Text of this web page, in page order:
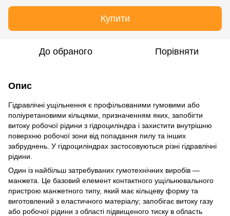
Купити
До обраного Порівняти
Опис
Гідравлічні ущільнення є профільованими гумовими або
поліуретановими кільцями, призначенням яких, запобігти
витоку робочої рідини з гідроциліндра і захистити внутрішню
поверхню робочої зони від попадання пилу та інших
забруднень. У гідроциліндрах застосовуються різні гідравлічні
рідини.
Один із найбільш затребуваних гумотехнічних виробів —
манжета. Це базовий елемент контактного ущільнювального
пристрою манжетного типу, який має кільцеву форму та
виготовлений з еластичного матеріалу; запобігає витоку газу
або робочої рідини з області підвищеного тиску в область